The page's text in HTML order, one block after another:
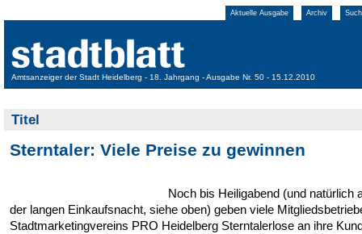
Aktuelle Ausgabe Archiv
Amtsanzeiger der Stadt Heidelberg - 18. Jahrgang - Ausgabe Nr. 50 - 15.12.2010
Titel
Sterntaler: Viele Preise zu gewinnen
Noch bis Heiligabend (und natürlich
der langen Einkaufsnacht, siehe oben) geben viele
Stadtmarketingvereins PRO Heidelberg Sterntalerlose an ihre